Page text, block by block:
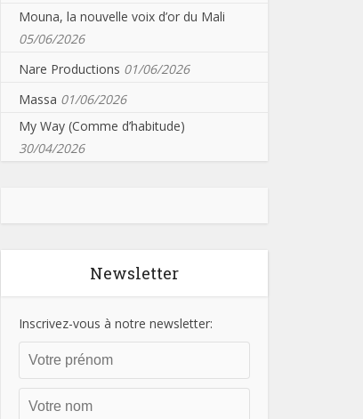
Mouna, la nouvelle voix d’or du Mali
05/06/2026
Nare Productions 01/06/2026
Massa 01/06/2026
My Way (Comme d’habitude)
30/04/2026
Newsletter
Inscrivez-vous à notre newsletter: